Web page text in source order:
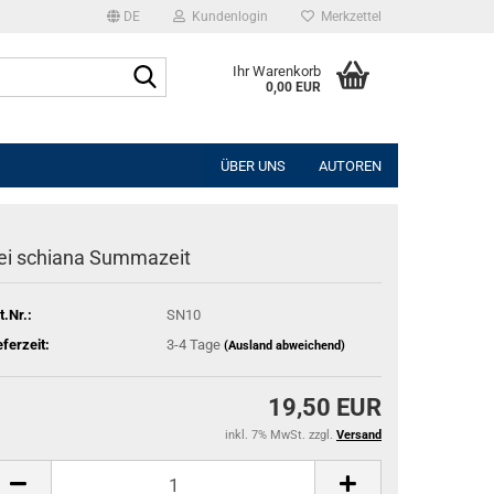
DE Kundenlogin
vergessen?
Merkzettel
Ihr Warenkorb
0,00 EUR
ÜBER UNS AUTOREN
schiana Summazeit
SN10
3-4 Tage (Ausland abweichend)
19,50 EUR
inkl. 7% MwSt. zzgl. Versand